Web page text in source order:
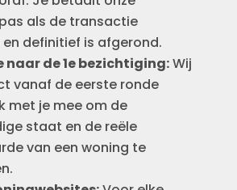
als de transactie
definitief is afgerond.
naar de 1e bezichtiging:Wij
vanaf de eerste ronde
met je mee om de
staat en de reële
van een woning te